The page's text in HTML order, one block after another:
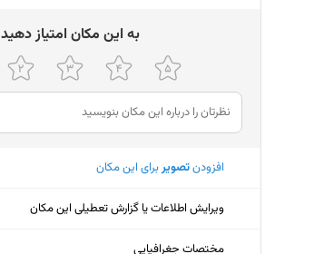
چهارشنبه
پنجشنبه
جمعه
شنبه
ﺑﻪ اﯾﻦ ﻣﮑﺎن اﻣﺘﯿﺎز دﻫﯿﺪ
افزودنتصویربرای این مکان
ویرایش اطلاعات یا گزارش تعطیلی این مکان
مختصات جغرافیایی